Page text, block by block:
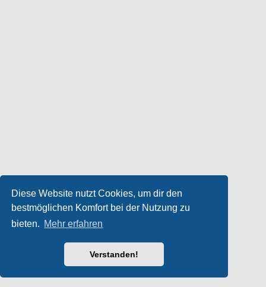
Diese Website nutzt Cookies, um dir den
bestmöglichen Komfort bei der Nutzung zu
bieten. Mehr erfahren
Verstanden!